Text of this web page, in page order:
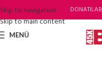
Skip to navigation
Skip to main content
MENÜ